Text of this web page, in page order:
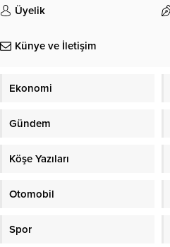
Üyelik
Künye ve İletişim
Ekonomi
Gündem
Köşe Yazıları
Otomobil
Spor